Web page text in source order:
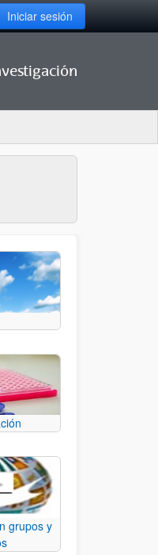
Iniciar sesión
grupos y